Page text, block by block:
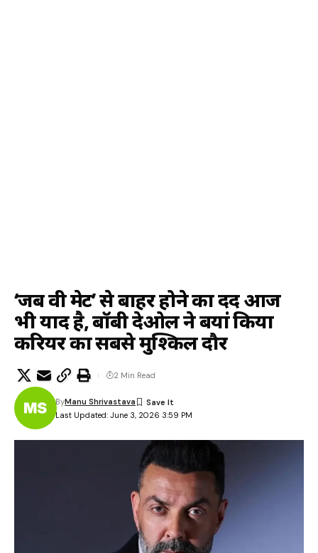
‘जब वी मेट’ से बाहर होने का दर्द आज
भी याद है, बॉबी देओल ने बयां किया
करियर का सबसे मुश्किल दौर
Last Updated: June 3, 2026 3:59 PM
ByManu Shrivastava
2 Min Read